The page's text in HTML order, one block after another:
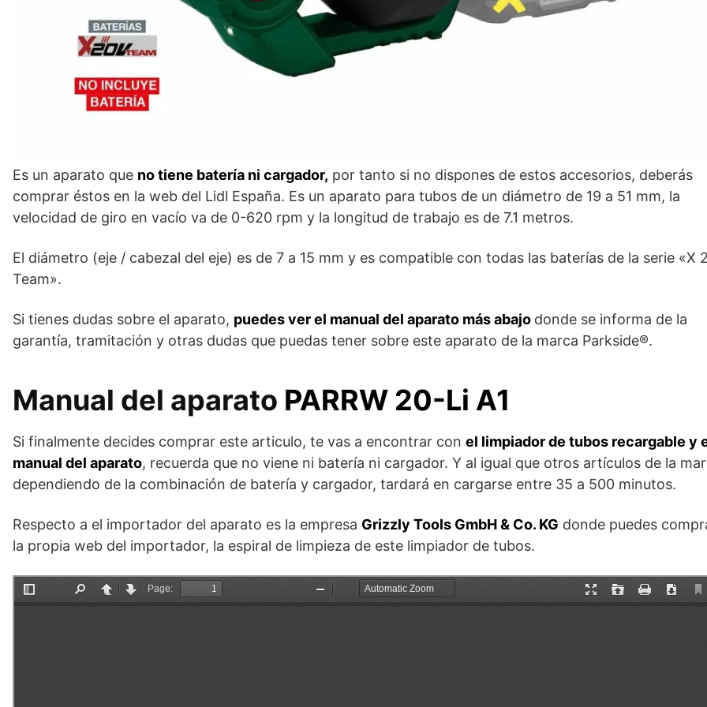
Es un aparato que no tiene batería ni cargador, por tanto si no dispones de estos accesorios, deberás
comprar éstos en la web del Lidl España. Es un aparato para tubos de un diámetro de 19 a 51 mm, la
velocidad de giro en vacío va de 0-620 rpm y la longitud de trabajo es de 7.1 metros.
El diámetro (eje / cabezal del eje) es de 7 a 15 mm y es compatible con todas las baterías de la serie «X
Team».
Si tienes dudas sobre el aparato, puedes ver el manual del aparato más abajo donde se informa de la
garantía, tramitación y otras dudas que puedas tener sobre este aparato de la marca Parkside®.
Manual del aparato PARRW 20-Li A1
Si finalmente decides comprar este articulo, te vas a encontrar con el limpiador de tubos recargable y
manual del aparato, recuerda que no viene ni batería ni cargador. Y al igual que otros artículos de la
dependiendo de la combinación de batería y cargador, tardará en cargarse entre 35 a 500 minutos.
Respecto a el importador del aparato es la empresa Grizzly Tools GmbH & Co. KG donde puedes
la propia web del importador, la espiral de limpieza de este limpiador de tubos.